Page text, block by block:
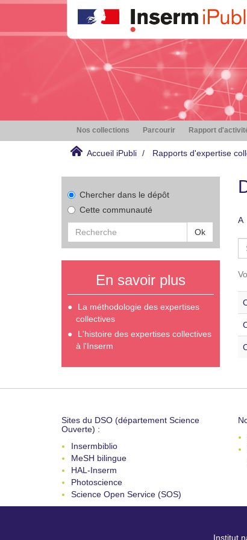
Nos collections Parcourir Rapport
Accueil iPubli Rapports d'expertise
Chercher dans le dépôt
Cette communauté
Ok
En savoir plus
La méthodologie des expertises
collectives
L'histoire des expertises collectives
à l'Inserm
A
Sites du DSO (département Science
Ouverte) :
Insermbiblio
MeSH bilingue
HAL-Inserm
Photoscience
Science Open Service (SOS)
Institut